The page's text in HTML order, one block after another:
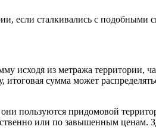
если сталкивались с подобными
исходя из метража территории,
сумма может
пользуются придомовой
или по завышенным